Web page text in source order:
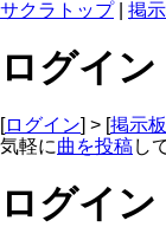
サクラトップ| 掲
ログイ
[ログイン] > [掲示
気軽に曲を投稿し
ログイン